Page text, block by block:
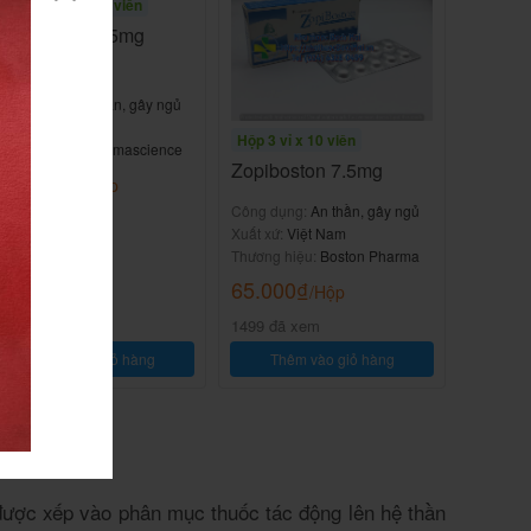
Hộp 1 chai x 100 viên
Phamzopic 7.5mg
An thần, gây ngủ
Pharmascience
/Hộp
Thêm vào giỏ hàng
Hộp 3 vỉ x 10 viên
Zopiboston 7.5mg
Công dụng: An thần, gây ngủ
Xuất xứ: Việt Nam
Thương hiệu: Boston Pharma
65.000₫/Hộp
1499 đã xem
Thêm vào giỏ hàng
xếp vào phân mục thuốc tác động lên hệ thần